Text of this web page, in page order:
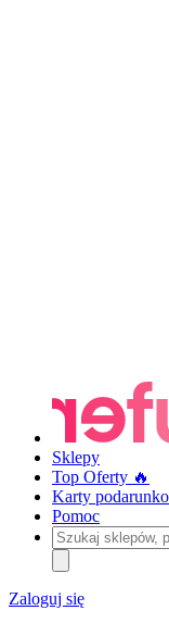
Sklepy
Top Oferty 🔥
Karty
Pomoc
Szukaj
sklepów,
produktów
i
kategorii
Zaloguj się